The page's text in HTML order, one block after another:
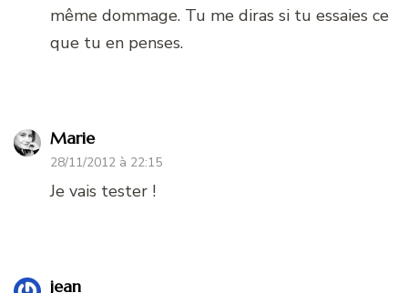
même dommage. Tu me diras si tu essaies ce
que tu en penses.
Marie
28/11/2012 à 22:15
Je vais tester !
jean